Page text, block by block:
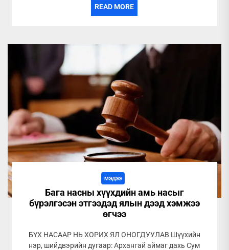
READ MORE
МЭДЭЭ
Бага насны хүүхдийн амь насыг
бүрэлгэсэн этгээдэд ялын дээд хэмжээ
өгчээ
БҮХ НАСААР НЬ ХОРИХ ЯЛ ОНОГДУУЛАВ Шүүхийн
нэр, шийдвэрийн дугаар: Архангай аймаг дахь Сум